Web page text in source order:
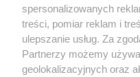
X Facebook
spersonalizowanych
treści, pomiar reklam i
ulepszanie usług. Za
Partnerzy możemy
geolokalizacyjnych oraz